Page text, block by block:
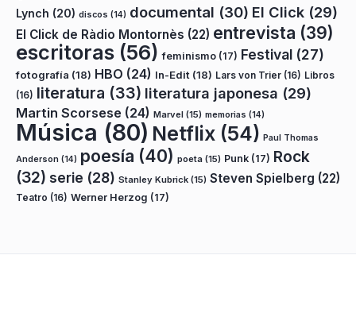
Lynch (20) discos (14) documental (30) El Click (29)
El Click de Ràdio Montornès (22) entrevista (39)
escritoras (56) feminismo (17) Festival (27)
fotografía (18) HBO (24) In-Edit (18) Lars von Trier (16) Libros
(16) literatura (33) literatura japonesa (29)
Martin Scorsese (24) Marvel (15) memorias (14)
Música (80) Netflix (54) Paul Thomas
Anderson (14) poesía (40) poeta (15) Punk (17) Rock
(32) serie (28) Stanley Kubrick (15) Steven Spielberg (22)
Teatro (16) Werner Herzog (17)